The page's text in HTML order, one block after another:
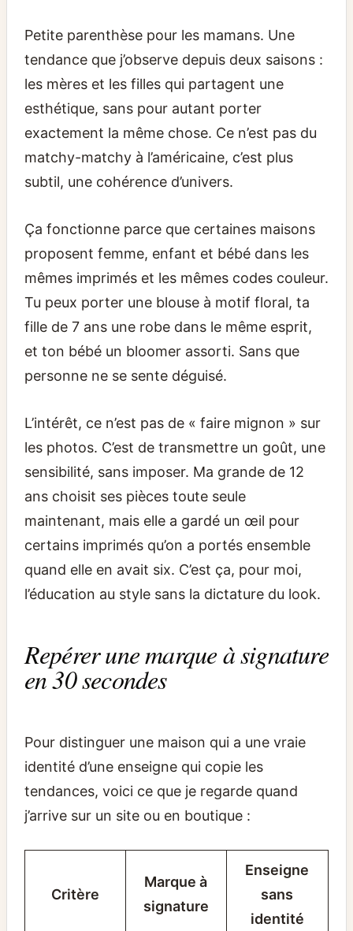
Petite parenthèse pour les mamans. Une
tendance que j’observe depuis deux saisons :
les mères et les filles qui partagent une
esthétique, sans pour autant porter
exactement la même chose. Ce n’est pas du
matchy-matchy à l’américaine, c’est plus
subtil, une cohérence d’univers.
Ça fonctionne parce que certaines maisons
proposent femme, enfant et bébé dans les
mêmes imprimés et les mêmes codes couleur.
Tu peux porter une blouse à motif floral, ta
fille de 7 ans une robe dans le même esprit,
et ton bébé un bloomer assorti. Sans que
personne ne se sente déguisé.
L’intérêt, ce n’est pas de « faire mignon » sur
les photos. C’est de transmettre un goût, une
sensibilité, sans imposer. Ma grande de 12
ans choisit ses pièces toute seule
maintenant, mais elle a gardé un œil pour
certains imprimés qu’on a portés ensemble
quand elle en avait six. C’est ça, pour moi,
l’éducation au style sans la dictature du look.
Repérer une marque à signature
en 30 secondes
Pour distinguer une maison qui a une vraie
identité d’une enseigne qui copie les
tendances, voici ce que je regarde quand
j’arrive sur un site ou en boutique :
Critère
Marque à
signature
Enseigne
sans
identité